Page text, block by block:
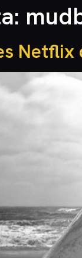
Netflix